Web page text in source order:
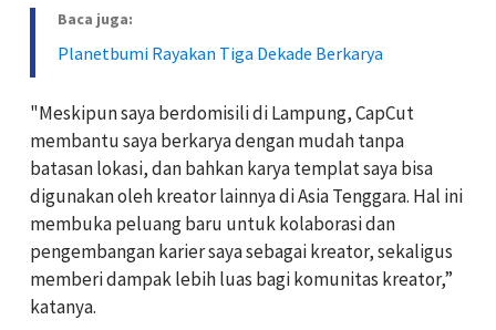
Baca juga:
Planetbumi Rayakan Tiga Dekade Berkarya
"Meskipun saya berdomisili di Lampung, CapCut
membantu saya berkarya dengan mudah tanpa
batasan lokasi, dan bahkan karya templat saya bisa
digunakan oleh kreator lainnya di Asia Tenggara. Hal ini
membuka peluang baru untuk kolaborasi dan
pengembangan karier saya sebagai kreator, sekaligus
memberi dampak lebih luas bagi komunitas kreator,”
katanya.